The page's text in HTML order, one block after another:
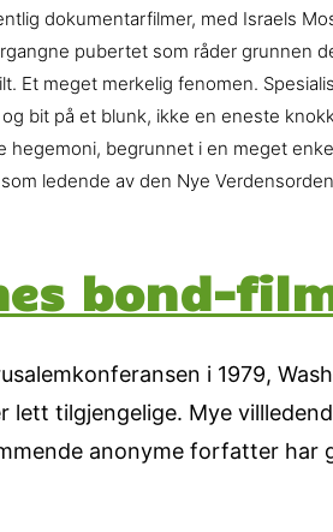
dokumentarfilmer, med Israels
pubertet som råder grunnen
Et meget merkelig fenomen.
bit på et blunk, ikke en eneste
hegemoni, begrunnet i en meget
ledende av den Nye
bond-
i 1979,
lett tilgjengelige. Mye
anonyme forfatter